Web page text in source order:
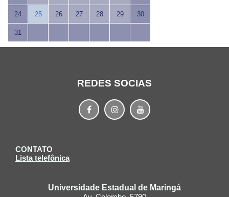
24 25 26 27 28 29 30
31
REDES SOCIAS
CONTATO
Lista telefônica
Universidade Estadual de Maringá